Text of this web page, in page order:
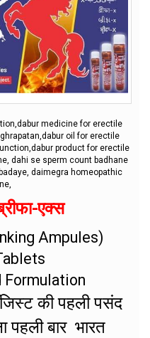
medicine for erectile
oil for erectile
product for erectile
dahi se sperm count badhane
daimegra homeopathic
एक्स
Ampules)
Formulation
की पहली पसंद
पहली बार भारत